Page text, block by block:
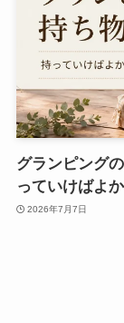
グランピング
っていけばよ
2026年7月7日